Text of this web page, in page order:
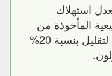
استهلاك
المأخوذة من
الحبوب الكاملة عن 10 جرامات لتقليل بنسبة 20%